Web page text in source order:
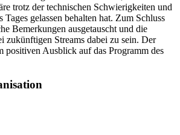
trotz der technischen Schwierigkeiten und
Tages gelassen behalten hat. Zum Schluss
Bemerkungen ausgetauscht und die
zukünftigen Streams dabei zu sein. Der
positiven Ausblick auf das Programm des